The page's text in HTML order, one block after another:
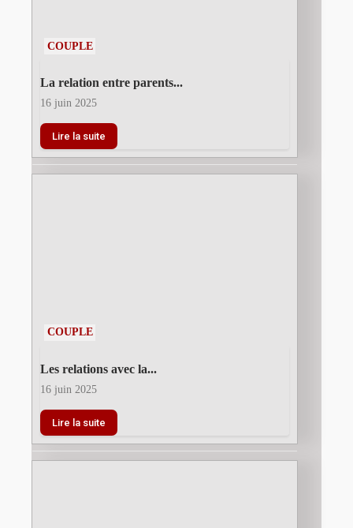
COUPLE
La relation entre parents...
16 juin 2025
Lire la suite
COUPLE
Les relations avec la...
16 juin 2025
Lire la suite